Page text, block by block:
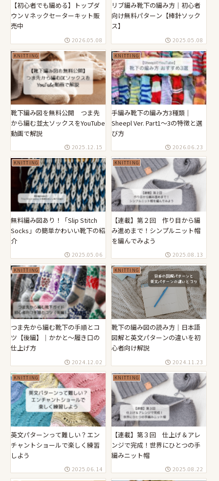
【初心者でも編める】トップダ
ウン V ネックセーターキット販
売中
2026.05.08
リブ編み靴下の編み方｜初心者
向け無料パターン【棒針ソック
ス】
2025.05.08
KNITTING
靴下編み図を無料公開 つま先
から編む並太ソックスをYouTube
動画で解説
2025.12.15
KNITTING
手編み靴下の編み方3種類｜
Sheepl Ver. Part1〜3の特徴と選
び方
2026.06.23
KNITTING
無料編み図あり！「Slip Stitch
Socks」の簡単かわいい靴下の紹
介
2025.05.06
KNITTING
【連載】第２回 作り目から編
み進めまで！シンプルニット帽
を編んでみよう
2025.08.13
KNITTING
つま先から編む靴下の手順とコ
ツ【後編】｜かかと〜履き口の
仕上げ方
2024.12.02
KNITTING
靴下の編み図の読み方｜日本語
図解と英文パターンの違いを初
心者向け解説
2024.11.23
KNITTING
英文パターンって難しい？エン
チャントショールで楽しく練習
しよう
2025.06.14
KNITTING
【連載】第３回 仕上げ＆アレ
ンジで完成！世界にひとつの手
編みニット帽
2025.08.22